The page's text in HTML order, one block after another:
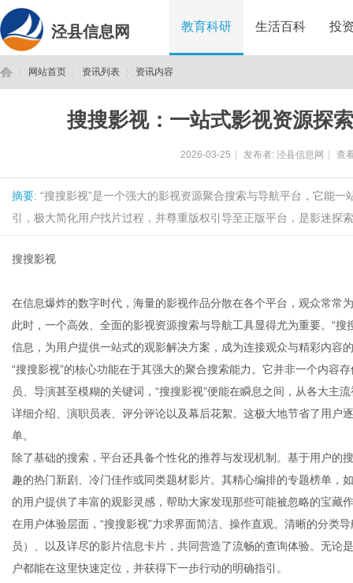
泾县信息网 教育科研 生活百科 投
网站首页 资讯列表 资讯内容
搜搜影视：一站式影视资源探
2026-03-25 发布者: 泾县信息网 查
摘要: “搜搜影视”是一个强大的影视资源聚合搜索与导航平台，它能
引，极大简化用户找片过程，并尊重版权引导至正版平台，是影迷探
搜搜影视
在信息爆炸的数字时代，海量的影视作品分散在各个平台，观众常常
此时，一个高效、全面的影视资源搜索与导航工具显得尤为重要。“
信息，为用户提供一站式的观影解决方案，成为连接观众与精彩内容
“搜搜影视”的核心功能在于其强大的聚合搜索能力。它并非一个内容
员、导演甚至模糊的关键词，“搜搜影视”便能在瞬息之间，从各大主
详细介绍、演职员表、评分评论以及幕后花絮。这极大地节省了用户
单。
除了基础的搜索，平台还具备个性化的推荐与发现机制。基于用户的
趣的热门新剧、冷门佳作或同类题材影片。其精心编排的专题榜单，
的用户提供了丰富的观影灵感，帮助大家发现那些可能被忽略的宝藏
在用户体验层面，“搜搜影视”力求界面简洁、操作直观。清晰的分类
员）、以及详尽的影片信息卡片，共同营造了流畅的查询体验。无论
户都能在这里快速定位，并获得下一步行动的明确指引。